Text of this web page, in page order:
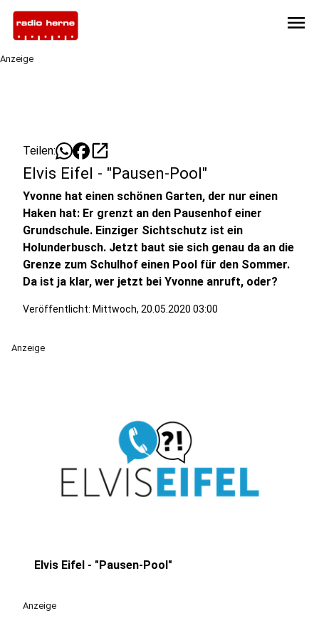
menu
Anzeige
Teilen: open_in_new
Elvis Eifel - "Pausen-Pool"
Yvonne hat einen schönen Garten, der nur einen
Haken hat: Er grenzt an den Pausenhof einer
Grundschule. Einziger Sichtschutz ist ein
Holunderbusch. Jetzt baut sie sich genau da an die
Grenze zum Schulhof einen Pool für den Sommer.
Da ist ja klar, wer jetzt bei Yvonne anruft, oder?
Veröffentlicht: Mittwoch, 20.05.2020 03:00
Anzeige
Elvis Eifel - "Pausen-Pool"
Anzeige